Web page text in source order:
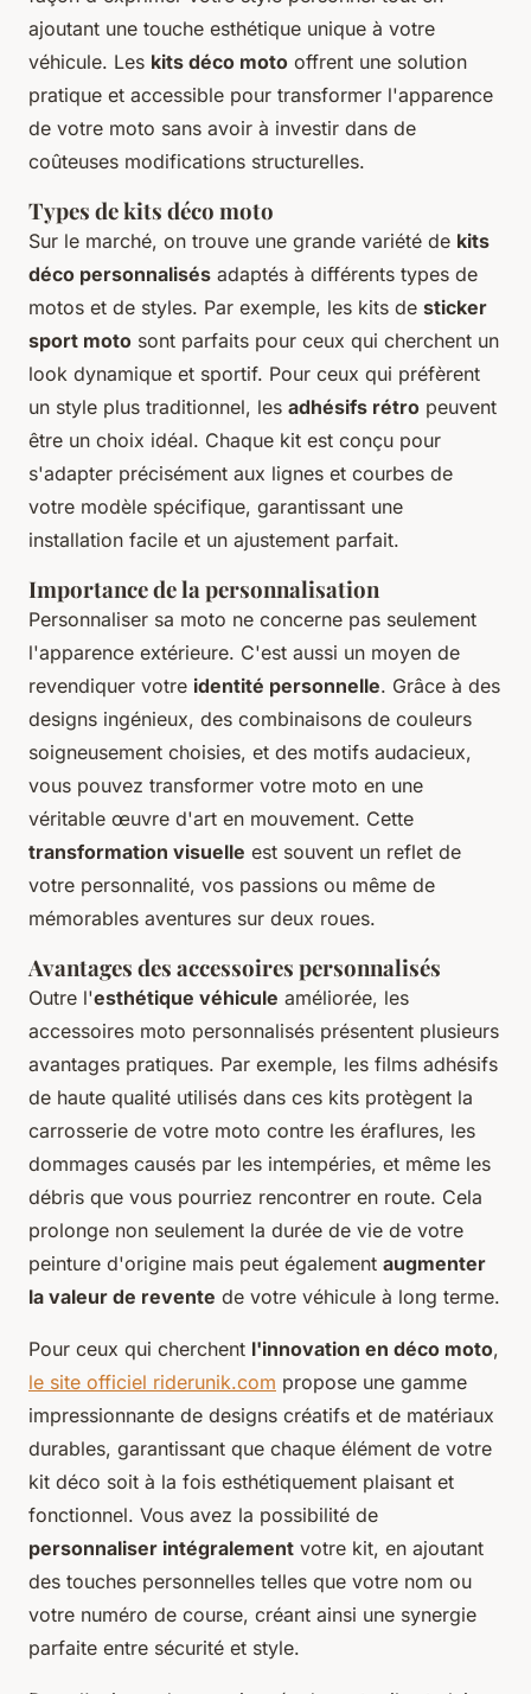
ajoutant une touche esthétique unique à votre
véhicule. Les kits déco moto offrent une solution
pratique et accessible pour transformer l'apparence
de votre moto sans avoir à investir dans de
coûteuses modifications structurelles.
Types de kits déco moto
Sur le marché, on trouve une grande variété de kits
déco personnalisés adaptés à différents types de
motos et de styles. Par exemple, les kits de sticker
sport moto sont parfaits pour ceux qui cherchent un
look dynamique et sportif. Pour ceux qui préfèrent
un style plus traditionnel, les adhésifs rétro peuvent
être un choix idéal. Chaque kit est conçu pour
s'adapter précisément aux lignes et courbes de
votre modèle spécifique, garantissant une
installation facile et un ajustement parfait.
Importance de la personnalisation
Personnaliser sa moto ne concerne pas seulement
l'apparence extérieure. C'est aussi un moyen de
revendiquer votre identité personnelle. Grâce à des
designs ingénieux, des combinaisons de couleurs
soigneusement choisies, et des motifs audacieux,
vous pouvez transformer votre moto en une
véritable œuvre d'art en mouvement. Cette
transformation visuelle est souvent un reflet de
votre personnalité, vos passions ou même de
mémorables aventures sur deux roues.
Avantages des accessoires personnalisés
Outre l'esthétique véhicule améliorée, les
accessoires moto personnalisés présentent plusieurs
avantages pratiques. Par exemple, les films adhésifs
de haute qualité utilisés dans ces kits protègent la
carrosserie de votre moto contre les éraflures, les
dommages causés par les intempéries, et même les
débris que vous pourriez rencontrer en route. Cela
prolonge non seulement la durée de vie de votre
peinture d'origine mais peut également augmenter
la valeur de revente de votre véhicule à long terme.
Pour ceux qui cherchent l'innovation en déco moto,
le site officiel riderunik.com propose une gamme
impressionnante de designs créatifs et de matériaux
durables, garantissant que chaque élément de votre
kit déco soit à la fois esthétiquement plaisant et
fonctionnel. Vous avez la possibilité de
personnaliser intégralement votre kit, en ajoutant
des touches personnelles telles que votre nom ou
votre numéro de course, créant ainsi une synergie
parfaite entre sécurité et style.